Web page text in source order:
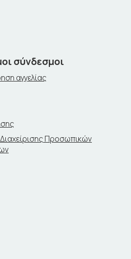
σύνδεσμοι
αγγελίας
Διαχείρισης Προσωπικών